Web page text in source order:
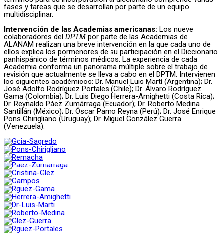
fases y tareas que se desarrollan por parte de un equipo
multidisciplinar.
Intervención de las Academias americanas: Los nueve
colaboradores del DPTM por parte de las Academias de
ALANAM realizan una breve intervención en la que cada uno de
ellos explica los pormenores de su participación en el Diccionario
panhispánico de términos médicos. La experiencia de cada
Academia conforma un panorama múltiple sobre el trabajo de
revisión que actualmente se lleva a cabo en el DPTM. Intervienen
los siguientes académicos: Dr. Manuel Luis Martí (Argentina); Dr.
José Adolfo Rodríguez Portales (Chile); Dr. Álvaro Rodríguez
Gama (Colombia); Dr. Luis Diego Herrera-Amighetti (Costa Rica);
Dr. Reynaldo Páez Zumárraga (Ecuador); Dr. Roberto Medina
Santillán (México); Dr. Óscar Pamo Reyna (Perú); Dr. José Enrique
Pons Chirigliano (Uruguay); Dr. Miguel González Guerra
(Venezuela).